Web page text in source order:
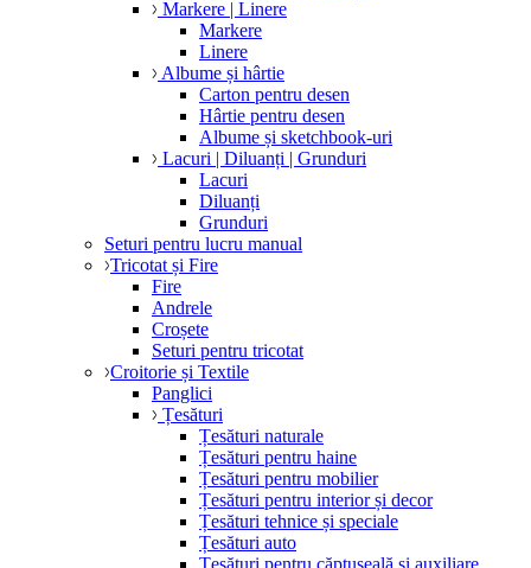
Markere | Linere
Markere
Linere
Albume și hârtie
Carton pentru desen
Hârtie pentru desen
Albume și sketchbook-uri
Lacuri | Diluanți | Grunduri
Lacuri
Diluanți
Grunduri
Seturi pentru lucru manual
Tricotat și Fire
Fire
Andrele
Croșete
Seturi pentru tricotat
Croitorie și Textile
Panglici
Țesături
Țesături naturale
Țesături pentru haine
Țesături pentru mobilier
Țesături pentru interior și decor
Țesături tehnice și speciale
Țesături auto
Țesături pentru căptușeală și auxiliare